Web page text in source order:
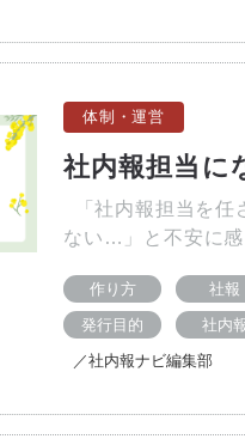
体制・運営
社内報担当
「社内報担当を任
ない…」と不安に
作り方 社報
発行目的
社内
／社内報ナビ編集部